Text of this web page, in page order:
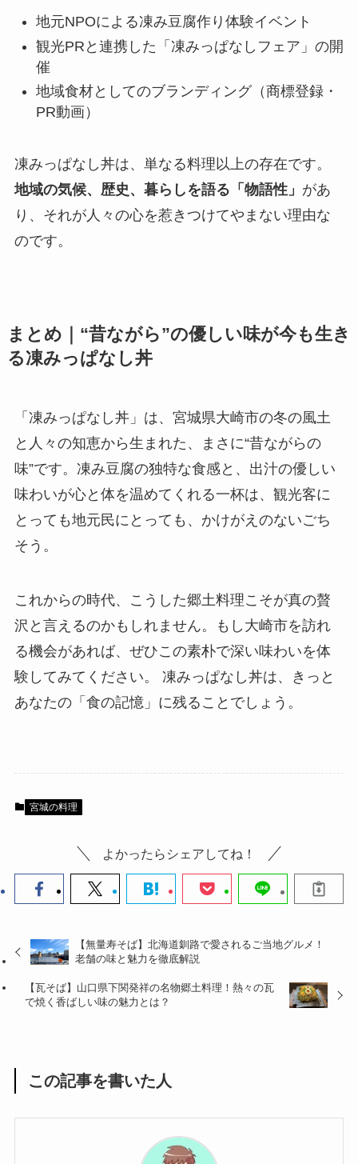
地元NPOによる凍み豆腐作り体験イベント
観光PRと連携した「凍みっぱなしフェア」の開
催
地域食材としてのブランディング（商標登録・
PR動画）
凍みっぱなし丼は、単なる料理以上の存在です。
地域の気候、歴史、暮らしを語る「物語性」 があ
り、それが人々の心を惹きつけてやまない理由な
のです。
まとめ｜“昔ながら”の優しい味が今も生き
る凍みっぱなし丼
「凍みっぱなし丼」は、宮城県大崎市の冬の風土
と人々の知恵から生まれた、まさに“昔ながらの
味”です。凍み豆腐の独特な食感と、出汁の優しい
味わいが心と体を温めてくれる一杯は、観光客に
とっても地元民にとっても、かけがえのないごち
そう。
これからの時代、こうした郷土料理こそが真の贅
沢と言えるのかもしれません。もし大崎市を訪れ
る機会があれば、ぜひこの素朴で深い味わいを体
験してみてください。 凍みっぱなし丼は、きっと
あなたの「食の記憶」に残ることでしょう。
宮城の料理
よかったらシェアしてね！
【無量寿そば】北海道釧路で愛されるご当地グルメ！
老舗の味と魅力を徹底解説
【瓦そば】山口県下関発祥の名物郷土料理！熱々の瓦
で焼く香ばしい味の魅力とは？
この記事を書いた人